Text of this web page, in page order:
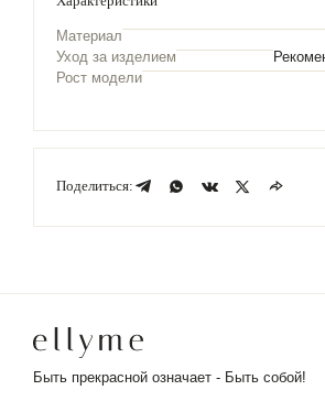
Материал
Уход за изделием
Рост модели
Поделиться:
Быть прекрасной означает - Быть собой!